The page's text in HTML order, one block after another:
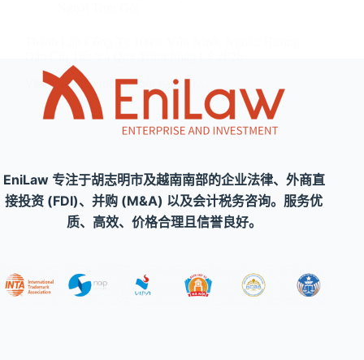
Việt Nam tiếp tục là “thỏi nam ch…
EniLaw 专注于胡志明市及越南南部的企业法律、外商直
接投资 (FDI)、并购 (M&A) 以及会计税务咨询。服务优
质、高效、价格合理且信誉良好。